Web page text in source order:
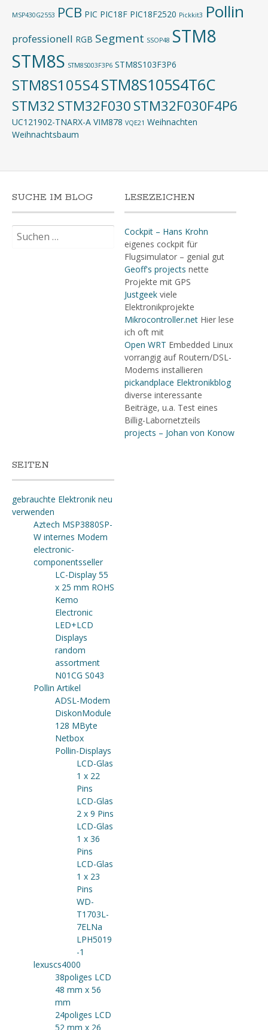
MSP430G2553 PCB PIC PIC18F PIC18F2520 Pickkit3 Pollin
professionell RGB Segment SSOP48 STM8
STM8S STM8S003F3P6 STM8S103F3P6
STM8S105S4STM8S105S4T6C
STM32 STM32F030STM32F030F4P6
UC121902-TNARX-A VIM878 VQE21 Weihnachten
Weihnachtsbaum
SUCHE IM BLOG
nach:
LESEZEICHEN
Cockpit – Hans Krohn
eigenes cockpit für
Flugsimulator – genial gut
Geoff's projects nette
Projekte mit GPS
Justgeekviele
Elektronikprojekte
Mikrocontroller.netHier lese
ich oft mit
Open WRT Embedded Linux
vorrangig auf Routern/DSL-
Modems installieren
pickandplace Elektronikblog
diverse interessante
Beiträge, u.a. Test eines
Billig-Labornetzteils
projects – Johan von Konow
SEITEN
gebrauchte Elektronik neu
verwenden
Aztech MSP3880SP-
W internes Modem
electronic-
componentsseller
LC-Display 55
x 25 mm ROHS
Kemo
Electronic
LED+LCD
Displays
random
assortment
N01CG S043
Pollin Artikel
ADSL-Modem
DiskonModule
128 MByte
Netbox
Pollin-Displays
LCD-Glas
1 x 22
Pins
LCD-Glas
2 x 9 Pins
LCD-Glas
1 x 36
Pins
LCD-Glas
1 x 23
Pins
WD-
T1703L-
7ELNa
LPH5019
-1
lexuscs4000
38poliges LCD
48 mm x 56
mm
24poliges LCD
52 mm x 26